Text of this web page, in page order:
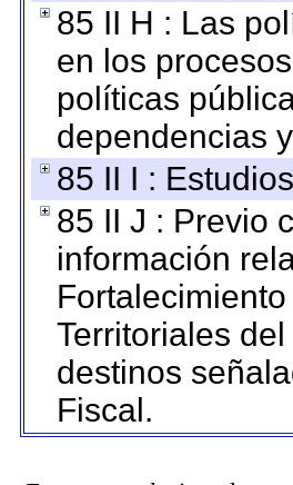
85 II H : Las
en los
políticas
dependencias
85 II I :
85 II J : Previo
información
Territoriales
destinos
Fiscal.